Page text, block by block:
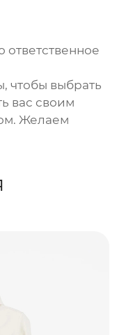
ответственное
чтобы выбрать
вас своим
Желаем